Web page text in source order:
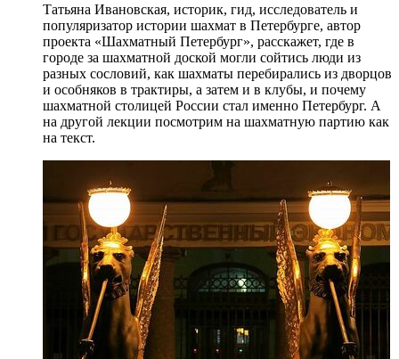
Татьяна Ивановская, историк, гид, исследователь и
популяризатор истории шахмат в Петербурге, автор
проекта «Шахматный Петербург», расскажет, где в
городе за шахматной доской могли сойтись люди из
разных сословий, как шахматы перебирались из дворцов
и особняков в трактиры, а затем и в клубы, и почему
шахматной столицей России стал именно Петербург. А
на другой лекции посмотрим на шахматную партию как
на текст.